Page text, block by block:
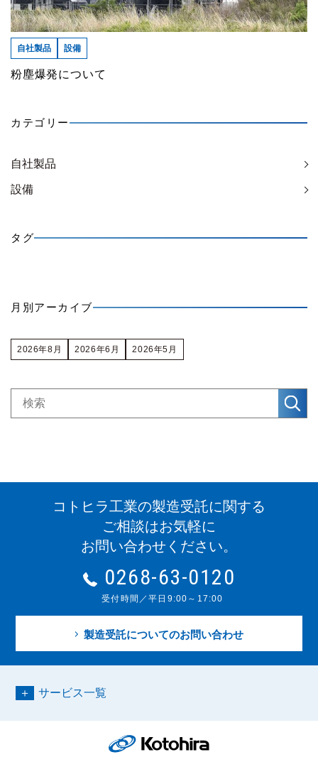
粉塵爆発について
自社製品 設備
カテゴリー
自社製品
設備
タグ
月別アーカイブ
2026年8月 2026年6月 2026年5月
コトヒラ工業の製造受託に関する
ご相談はお気軽に
お問い合わせください。
0268-63-0120
受付時間／平日9:00～17:00
製造受託についてのお問い合わせ
サービス一覧